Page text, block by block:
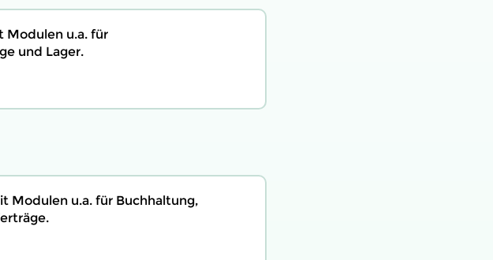
Modulen u.a. für
und Lager.
Modulen u.a. für Buchhaltung,